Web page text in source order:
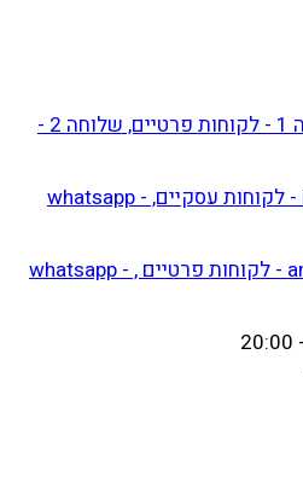
077-4490052 שלוחה 1 - לקוחות פרטיים, שלוחה 2 -
info@anakdeal.com - לקוחות עסקיים, whatsapp -
anakdeal@gmail.com - לקוחות פרטיים , whatsapp -